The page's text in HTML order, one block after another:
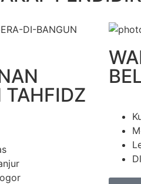
TAHFIDZ